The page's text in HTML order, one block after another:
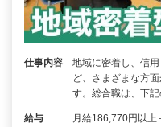
仕事内容
地域に密着し、信
ど、さまざまな方
す。総合職は、下
給与
月給186,770円以